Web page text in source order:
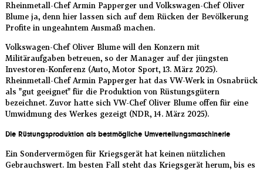
Rheinmetall-Chef Armin Papperger und Volkswagen-Chef Oliver
Blume ja, denn hier lassen sich auf dem Rücken der Bevölkerung
Profite in ungeahntem Ausmaß machen.
Volkswagen-Chef Oliver Blume will den Konzern mit
Militäraufgaben betreuen, so der Manager auf der jüngsten
Investoren-Konferenz (Auto, Motor Sport, 13. März 2025).
Rheinmetall-Chef Armin Papperger hat das VW-Werk in Osnabrück
als "gut geeignet" für die Produktion von Rüstungsgütern
bezeichnet. Zuvor hatte sich VW-Chef Oliver Blume offen für eine
Umwidmung des Werkes gezeigt (NDR, 14. März 2025).
Die Rüstungsproduktion als bestmögliche Umverteilungsmaschinerie
Ein Sondervermögen für Kriegsgerät hat keinen nützlichen
Gebrauchswert. Im besten Fall steht das Kriegsgerät herum, bis es